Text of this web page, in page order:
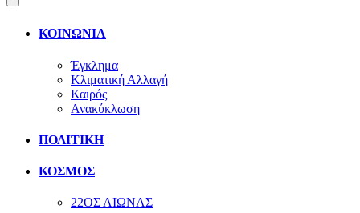
ΚΟΙΝΩΝΙΑ
Έγκλημα
Κλιματική Αλλαγή
Καιρός
Ανακύκλωση
ΠΟΛΙΤΙΚΗ
ΚΟΣΜΟΣ
22ΟΣ ΑΙΩΝΑΣ